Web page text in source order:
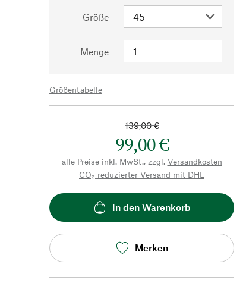
Größe
Menge
Größentabelle
139,00 €
99,00 €
alle Preise inkl. MwSt., zzgl. Versandkosten
CO₂-reduzierter Versand mit DHL
In den Warenkorb
Merken